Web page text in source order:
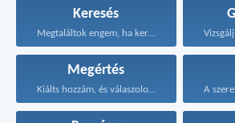
Keresés
Megtaláltok engem, ha kerestek...
Megértés
Kiálts hozzám, és válaszolok...